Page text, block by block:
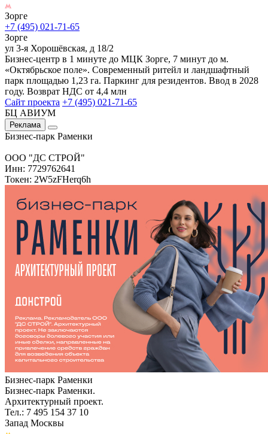
Зорге
+7 (495) 021-71-65
Зорге
ул 3-я Хорошёвская, д 18/2
Бизнес-центр в 1 минуте до МЦК Зорге, 7 минут до м.
«Октябрьское поле». Современный ритейл и ландшафтный
парк площадью 1,23 га. Паркинг для резидентов. Ввод в 2028
году. Возврат НДС от 4,4 млн
Сайт проекта +7 (495) 021-71-65
БЦ АВИУМ
Реклама
Бизнес-парк Раменки
ООО "ДС СТРОЙ"
Инн: 7729762641
Токен: 2W5zFHerq6h
Бизнес-парк Раменки
Бизнес-парк Раменки.
Архитектурный проект.
Тел.: 7 495 154 37 10
Запад Москвы